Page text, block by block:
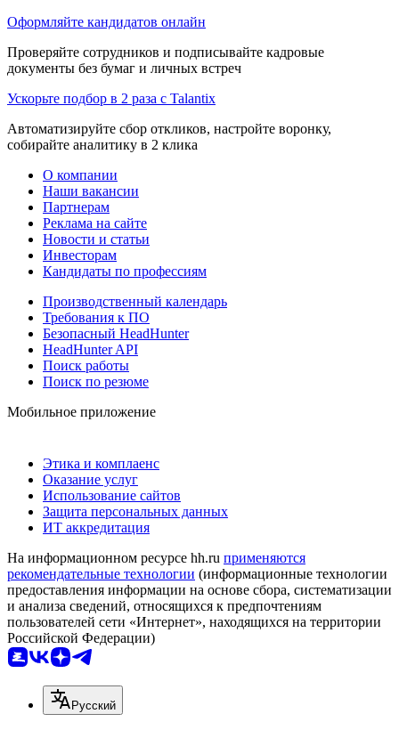
Оформляйте кандидатов онлайн
Проверяйте сотрудников и подписывайте кадровые
документы без бумаг и личных встреч
Ускорьте подбор в 2 раза с Talantix
Автоматизируйте сбор откликов, настройте воронку,
собирайте аналитику в 2 клика
О компании
Наши вакансии
Партнерам
Реклама на сайте
Новости и статьи
Инвесторам
Кандидаты по профессиям
Производственный календарь
Требования к ПО
Безопасный HeadHunter
HeadHunter API
Поиск работы
Поиск по резюме
Мобильное приложение
Этика и комплаенс
Оказание услуг
Использование сайтов
Защита персональных данных
ИТ аккредитация
На информационном ресурсе hh.ru применяются
рекомендательные технологии (информационные технологии
предоставления информации на основе сбора, систематизации
и анализа сведений, относящихся к предпочтениям
пользователей сети «Интернет», находящихся на территории
Российской Федерации)
Русский